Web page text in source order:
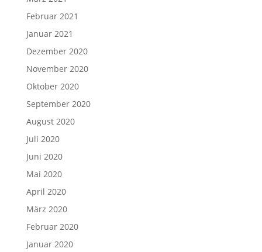
Februar 2021
Januar 2021
Dezember 2020
November 2020
Oktober 2020
September 2020
August 2020
Juli 2020
Juni 2020
Mai 2020
April 2020
März 2020
Februar 2020
Januar 2020